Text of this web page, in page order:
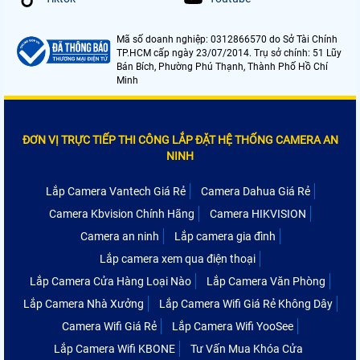
Mã số doanh nghiệp: 0312866570 do Sở Tài Chính
TP.HCM cấp ngày 23/07/2014. Trụ sở chính: 51 Lũy
Bán Bích, Phường Phú Thạnh, Thành Phố Hồ Chí
Minh
ĐƠN VỊ TRỰC TIẾP THI CÔNG LẮP ĐẶT HỆ THỐNG CAMERA AN
NINH
Lắp Camera Vantech Giá Rẻ
Camera Dahua Giá Rẻ
Camera Kbvision Chính Hãng
Camera HIKVISION
Camera an ninh
Lắp camera gia đình
Lắp camera xem qua điện thoại
Lắp Camera Cửa Hàng Loại Nào
Lắp Camera Văn Phòng
Lắp Camera Nhà Xưởng
Lắp Camera Wifi Giá Rẻ Không Dây
Camera Wifi Giá Rẻ
Lắp Camera Wifi YooSee
Lắp Camera Wifi KBONE
Tư Vấn Mua Khóa Cửa